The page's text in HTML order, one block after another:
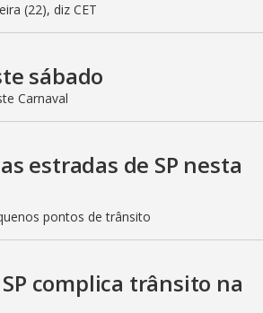
(22), diz CET
sábado
Carnaval
estradas de SP nesta
pontos de trânsito
complica trânsito na